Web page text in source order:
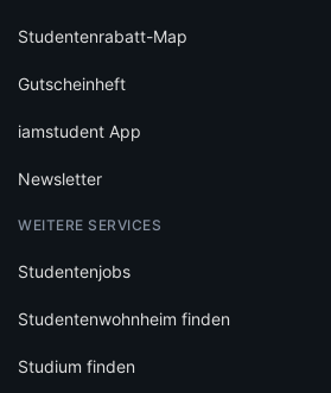
Studentenrabatt-Map
Gutscheinheft
iamstudent App
Newsletter
WEITERE SERVICES
Studentenjobs
Studentenwohnheim finden
Studium finden